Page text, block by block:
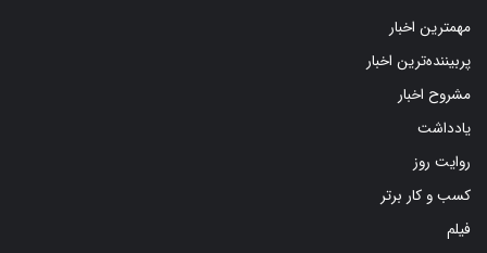
پربیننده‌ترین اخبار
مشروح اخبار
یادداشت
روایت روز
کسب و کار برتر
فیلم
بازار